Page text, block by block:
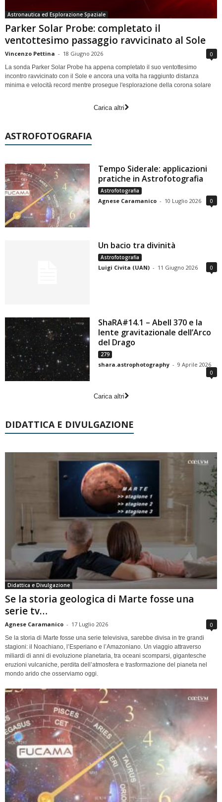
Astronautica ed Esplorazione Spaziale
Parker Solar Probe: completato il
ventottesimo passaggio ravvicinato al Sole
Vincenzo Pettina - 18 Giugno 2026 0
La sonda Parker Solar Probe ha appena completato il suo ventottesimo
incontro ravvicinato con il Sole e ancora una volta ha raggiunto distanza
minima e velocità record mentre prosegue l'esplorazione della corona solare
Carica altri
ASTROFOTOGRAFIA
Tempo Siderale: applicazioni
pratiche in Astrofotografia
Astrofotografia
Agnese Caramanico - 10 Luglio 2026 0
Un bacio tra divinità
Astrofotografia
Luigi Civita (UAN) - 11 Giugno 2026 0
ShaRA#14.1 – Abell 370 e la
lente gravitazionale dell’Arco
del Drago
279
shara.astrophotography - 9 Aprile 2026
0
Carica altri
DIDATTICA E DIVULGAZIONE
Didattica e Divulgazione
Se la storia geologica di Marte fosse una
serie tv…
Agnese Caramanico - 17 Luglio 2026 0
Se la storia di Marte fosse una serie televisiva, sarebbe divisa in tre grandi
stagioni: il Noachiano, l’Esperiano e l’Amazoniano. Un viaggio attraverso
miliardi di anni di evoluzione planetaria, tra oceani scomparsi, gigantesche
eruzioni vulcaniche, perdita dell’atmosfera e trasformazione del pianeta nel
mondo arido che osserviamo oggi.